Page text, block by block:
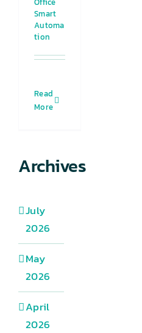
Smart
Automa
tion
Read
More
Archives
July
2026
May
2026
April
2026